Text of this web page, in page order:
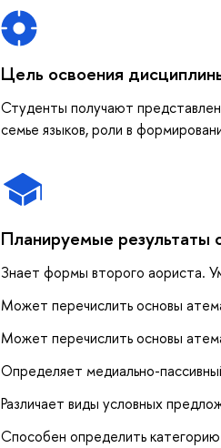
Цель освоения
Студенты получают
семье языков, роли в
Планируемые результаты
Знает формы второго аориста.
Может перечислить основы
Может перечислить основы
Определяет медиально-
Различает виды условных
Способен определить категорию